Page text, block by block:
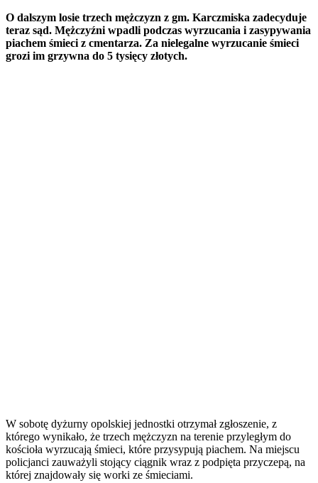
O dalszym losie trzech mężczyzn z gm. Karczmiska zadecyduje
teraz sąd. Mężczyźni wpadli podczas wyrzucania i zasypywania
piachem śmieci z cmentarza. Za nielegalne wyrzucanie śmieci
grozi im grzywna do 5 tysięcy złotych.
W sobotę dyżurny opolskiej jednostki otrzymał zgłoszenie, z
którego wynikało, że trzech mężczyzn na terenie przyległym do
kościoła wyrzucają śmieci, które przysypują piachem. Na miejscu
policjanci zauważyli stojący ciągnik wraz z podpięta przyczepą, na
której znajdowały się worki ze śmieciami.